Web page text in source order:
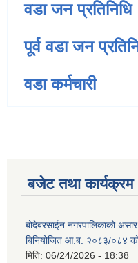
वडा जन प्रतिनिधि
पूर्व वडा जन
वडा कर्मचारी
बजेट तथा कार्यक्रम
बोदेबरसाईन नगरपालिकाको
बिनियोजित आ.ब. २०८३/०८४ को
मिति: 06/24/2026 - 18:38